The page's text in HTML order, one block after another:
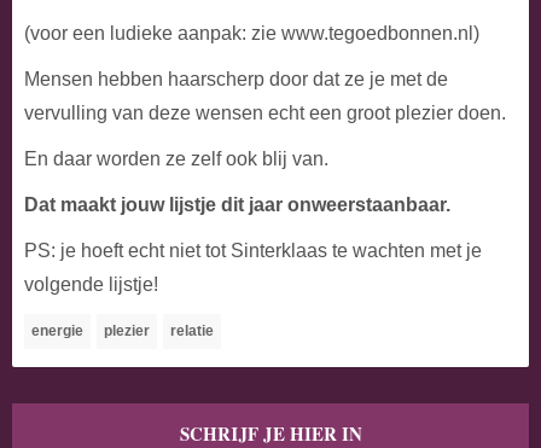
(voor een ludieke aanpak: zie www.tegoedbonnen.nl)
Mensen hebben haarscherp door dat ze je met de
vervulling van deze wensen echt een groot plezier doen.
En daar worden ze zelf ook blij van.
Dat maakt jouw lijstje dit jaar onweerstaanbaar.
PS: je hoeft echt niet tot Sinterklaas te wachten met je
volgende lijstje!
energie plezier relatie
SCHRIJF JE HIER IN